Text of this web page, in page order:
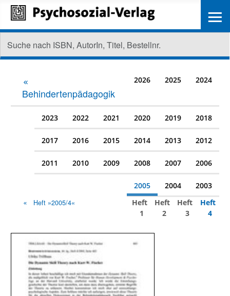
Behindertenpädagogik
2026 2025 2024
2023 2022 2021 2020 2019 2018
2017 2016 2015 2014 2013 2012
2011 2010 2009 2008 2007 2006
2005 2004 2003
Heft »2005/4«
Heft
1
Heft
2
Heft
3
Heft
4
≡